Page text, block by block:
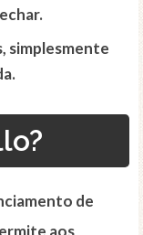
.
simplesmente
de
aos